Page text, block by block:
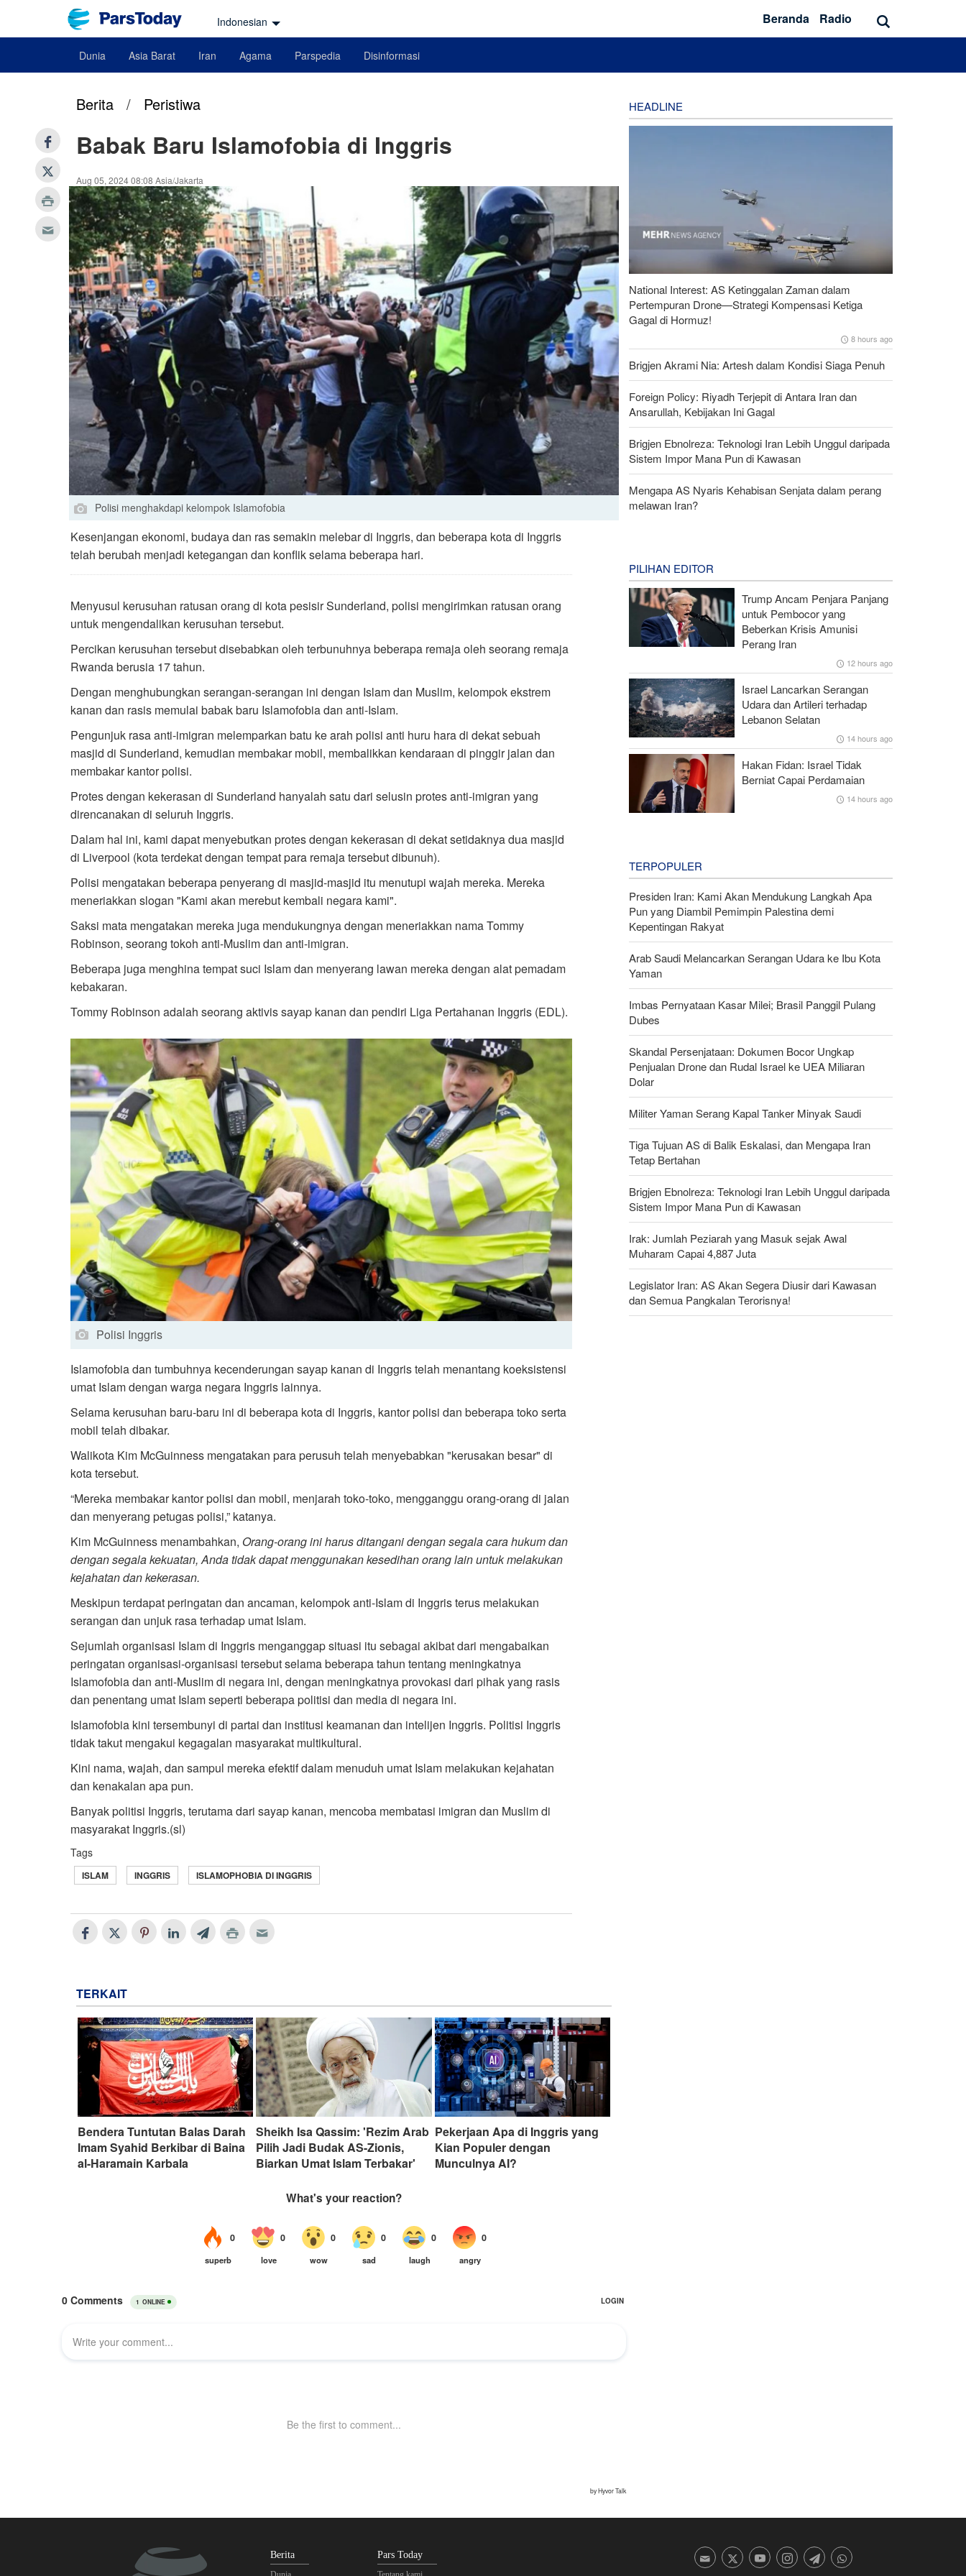
Indonesian Beranda Radio
Dunia Asia Barat Iran Agama Parspedia Disinformasi
Berita / Peristiwa
Babak Baru Islamofobia di Inggris
Aug 05, 2024 08:08 Asia/Jakarta
Polisi menghakdapi kelompok Islamofobia
Kesenjangan ekonomi, budaya dan ras semakin melebar di Inggris, dan beberapa kota di Inggris
telah berubah menjadi ketegangan dan konflik selama beberapa hari.
Menyusul kerusuhan ratusan orang di kota pesisir Sunderland, polisi mengirimkan ratusan orang
untuk mengendalikan kerusuhan tersebut.
Percikan kerusuhan tersebut disebabkan oleh terbunuhnya beberapa remaja oleh seorang remaja
Rwanda berusia 17 tahun.
Dengan menghubungkan serangan-serangan ini dengan Islam dan Muslim, kelompok ekstrem
kanan dan rasis memulai babak baru Islamofobia dan anti-Islam.
Pengunjuk rasa anti-imigran melemparkan batu ke arah polisi anti huru hara di dekat sebuah
masjid di Sunderland, kemudian membakar mobil, membalikkan kendaraan di pinggir jalan dan
membakar kantor polisi.
Protes dengan kekerasan di Sunderland hanyalah satu dari selusin protes anti-imigran yang
direncanakan di seluruh Inggris.
Dalam hal ini, kami dapat menyebutkan protes dengan kekerasan di dekat setidaknya dua masjid
di Liverpool (kota terdekat dengan tempat para remaja tersebut dibunuh).
Polisi mengatakan beberapa penyerang di masjid-masjid itu menutupi wajah mereka. Mereka
meneriakkan slogan "Kami akan merebut kembali negara kami".
Saksi mata mengatakan mereka juga mendukungnya dengan meneriakkan nama Tommy
Robinson, seorang tokoh anti-Muslim dan anti-imigran.
Beberapa juga menghina tempat suci Islam dan menyerang lawan mereka dengan alat pemadam
kebakaran.
Tommy Robinson adalah seorang aktivis sayap kanan dan pendiri Liga Pertahanan Inggris (EDL).
Polisi Inggris
Islamofobia dan tumbuhnya kecenderungan sayap kanan di Inggris telah menantang koeksistensi
umat Islam dengan warga negara Inggris lainnya.
Selama kerusuhan baru-baru ini di beberapa kota di Inggris, kantor polisi dan beberapa toko serta
mobil telah dibakar.
Walikota Kim McGuinness mengatakan para perusuh telah menyebabkan "kerusakan besar" di
kota tersebut.
“Mereka membakar kantor polisi dan mobil, menjarah toko-toko, mengganggu orang-orang di jalan
dan menyerang petugas polisi,” katanya.
Kim McGuinness menambahkan, Orang-orang ini harus ditangani dengan segala cara hukum dan
dengan segala kekuatan, Anda tidak dapat menggunakan kesedihan orang lain untuk melakukan
kejahatan dan kekerasan.
Meskipun terdapat peringatan dan ancaman, kelompok anti-Islam di Inggris terus melakukan
serangan dan unjuk rasa terhadap umat Islam.
Sejumlah organisasi Islam di Inggris menganggap situasi itu sebagai akibat dari mengabaikan
peringatan organisasi-organisasi tersebut selama beberapa tahun tentang meningkatnya
Islamofobia dan anti-Muslim di negara ini, dengan meningkatnya provokasi dari pihak yang rasis
dan penentang umat Islam seperti beberapa politisi dan media di negara ini.
Islamofobia kini tersembunyi di partai dan institusi keamanan dan intelijen Inggris. Politisi Inggris
tidak takut mengakui kegagalan masyarakat multikultural.
Kini nama, wajah, dan sampul mereka efektif dalam menuduh umat Islam melakukan kejahatan
dan kenakalan apa pun.
Banyak politisi Inggris, terutama dari sayap kanan, mencoba membatasi imigran dan Muslim di
masyarakat Inggris.(sl)
Tags
ISLAM INGGRIS ISLAMOPHOBIA DI INGGRIS
TERKAIT
Bendera Tuntutan Balas Darah
Imam Syahid Berkibar di Baina
al-Haramain Karbala
Sheikh Isa Qassim: 'Rezim Arab
Pilih Jadi Budak AS-Zionis,
Biarkan Umat Islam Terbakar'
Pekerjaan Apa di Inggris yang
Kian Populer dengan
Munculnya AI?
HEADLINE
National Interest: AS Ketinggalan Zaman dalam
Pertempuran Drone—Strategi Kompensasi Ketiga
Gagal di Hormuz!
8 hours ago
Brigjen Akrami Nia: Artesh dalam Kondisi Siaga Penuh
Foreign Policy: Riyadh Terjepit di Antara Iran dan
Ansarullah, Kebijakan Ini Gagal
Brigjen Ebnolreza: Teknologi Iran Lebih Unggul daripada
Sistem Impor Mana Pun di Kawasan
Mengapa AS Nyaris Kehabisan Senjata dalam perang
melawan Iran?
PILIHAN EDITOR
Trump Ancam Penjara Panjang
untuk Pembocor yang
Beberkan Krisis Amunisi
Perang Iran
12 hours ago
Israel Lancarkan Serangan
Udara dan Artileri terhadap
Lebanon Selatan
14 hours ago
Hakan Fidan: Israel Tidak
Berniat Capai Perdamaian
14 hours ago
TERPOPULER
Presiden Iran: Kami Akan Mendukung Langkah Apa
Pun yang Diambil Pemimpin Palestina demi
Kepentingan Rakyat
Arab Saudi Melancarkan Serangan Udara ke Ibu Kota
Yaman
Imbas Pernyataan Kasar Milei; Brasil Panggil Pulang
Dubes
Skandal Persenjataan: Dokumen Bocor Ungkap
Penjualan Drone dan Rudal Israel ke UEA Miliaran
Dolar
Militer Yaman Serang Kapal Tanker Minyak Saudi
Tiga Tujuan AS di Balik Eskalasi, dan Mengapa Iran
Tetap Bertahan
Brigjen Ebnolreza: Teknologi Iran Lebih Unggul daripada
Sistem Impor Mana Pun di Kawasan
Irak: Jumlah Peziarah yang Masuk sejak Awal
Muharam Capai 4,887 Juta
Legislator Iran: AS Akan Segera Diusir dari Kawasan
dan Semua Pangkalan Terorisnya!
Berita Pars Today